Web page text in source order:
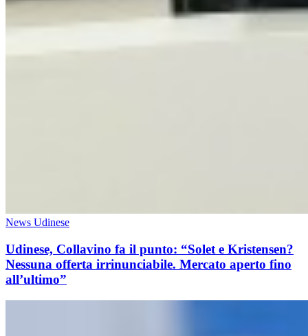
News Udinese
Udinese, Collavino fa il punto: “Solet e Kristensen?
Nessuna offerta irrinunciabile. Mercato aperto fino
all’ultimo”